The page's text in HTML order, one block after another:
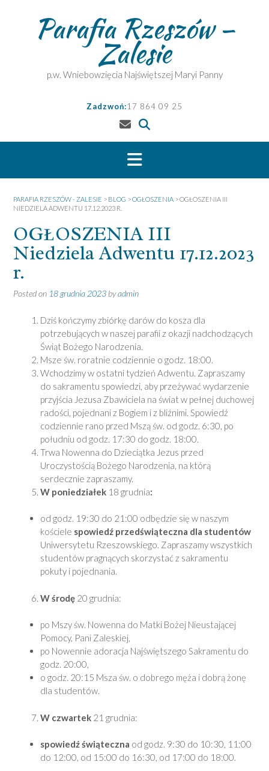
Parafia Rzeszów –
Zalesie
p.w. Wniebowzięcia Najświętszej Maryi Panny
Zadzwoń:17 864 09 25
PARAFIA RZESZÓW - ZALESIE > BLOG >OGŁOSZENIA >OGŁOSZENIA III
NIEDZIELA ADWENTU 17.12.2023 R.
OGŁOSZENIA III
Niedziela Adwentu 17.12.2023
r.
Posted on 18 grudnia 2023 byadmin
Dziś kończymy zbiórkę darów do kosza dla
potrzebujących w naszej parafii z okazji nadchodzących
Świąt Bożego Narodzenia.
Msze św. roratnie codziennie o godz. 18:00.
Wchodzimy w ostatni tydzień Adwentu. Zapraszamy
do sakramentu spowiedzi, aby przeżywać wydarzenie
przyjścia Jezusa Zbawiciela na świat w pełnej duchowej
radości, pojednani z Bogiem i z bliźnimi. Spowiedź
codziennie rano przed Mszą św. od godz. 6:30, po
południu od godz. 17:30 do godz. 18:00.
Trwa Nowenna do Dzieciątka Jezus przed
Uroczystością Bożego Narodzenia, na którą
serdecznie zapraszamy.
W poniedziałek 18 grudnia:
od godz. 19:30 do 21:00 odbędzie się w naszym
kościele spowiedź przedświąteczna dla studentów
Uniwersytetu Rzeszowskiego. Zapraszamy wszystkich
studentów pragnących skorzystać z sakramentu
pokuty i pojednania.
W środę 20 grudnia:
po Mszy św. Nowenna do Matki Bożej Nieustającej
Pomocy, Pani Zaleskiej,
po Nowennie adoracja Najświętszego Sakramentu do
godz. 20:00,
o godz. 20:15 Msza św. o dobrego męża i dobrą żonę
dla studentów.
W czwartek 21 grudnia:
spowiedź świąteczna od godz. 9:30 do 10:30, 11:00
do 12:00, od 15:00 do 16:30, od 17:00 do 18:00.